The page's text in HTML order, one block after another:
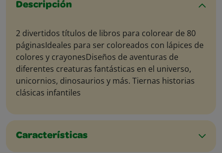
Descripción
​2 divertidos títulos de libros para colorear de 80
páginas​ Ideales para ser coloreados con lápices de
colores y crayones​ Diseños de aventuras de
diferentes creaturas fantásticas en el universo,
unicornios, dinosaurios y más. Tiernas historias
clásicas infantiles
Características